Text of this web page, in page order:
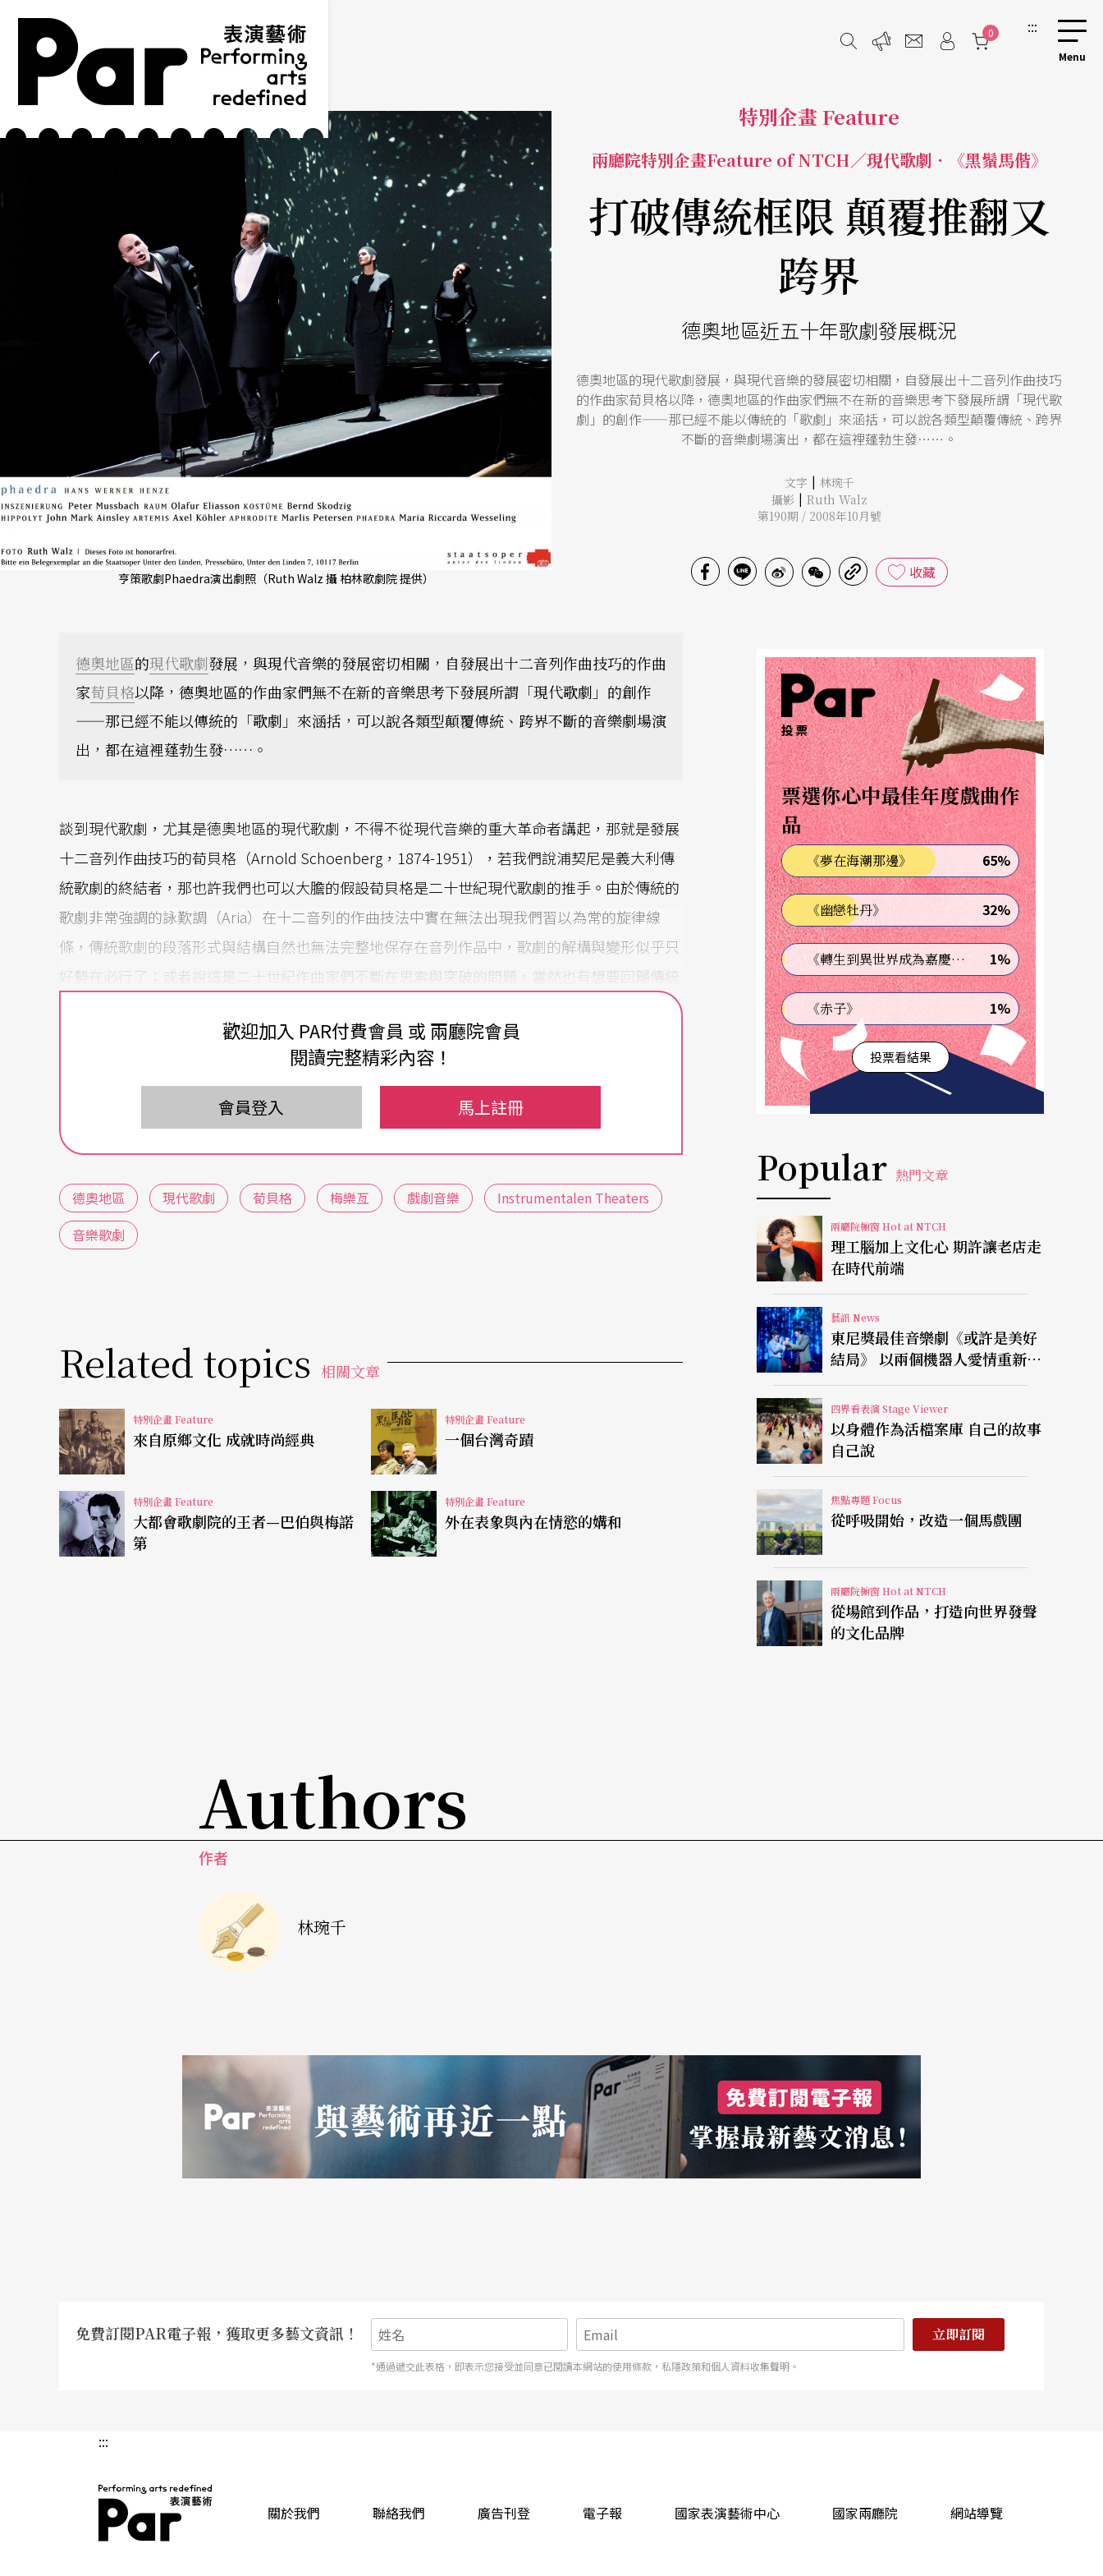
跳到主要內容區塊
網站導覽
0 :::
亨策歌劇Phaedra演出劇照（Ruth Walz 攝 柏林歌劇院 提供）
特別企畫 Feature
兩廳院特別企畫Feature of NTCH／現代歌劇．《黑鬚馬偕》
打破傳統框限 顛覆推翻又
跨界
德奧地區近五十年歌劇發展概況
德奧地區的現代歌劇發展，與現代音樂的發展密切相關，自發展出十二音列作曲技巧
的作曲家荀貝格以降，德奧地區的作曲家們無不在新的音樂思考下發展所謂「現代歌
劇」的創作——那已經不能以傳統的「歌劇」來涵括，可以說各類型顛覆傳統、跨界
不斷的音樂劇場演出，都在這裡蓬勃生發……。
文字 | 林琬千
攝影 | Ruth Walz
第190期 / 2008年10月號
收藏
德奧地區的現代歌劇發展，與現代音樂的發展密切相關，自發展出十二音列作曲技巧的作曲
家荀貝格以降，德奧地區的作曲家們無不在新的音樂思考下發展所謂「現代歌劇」的創作
——那已經不能以傳統的「歌劇」來涵括，可以說各類型顛覆傳統、跨界不斷的音樂劇場演
出，都在這裡蓬勃生發……。
談到現代歌劇，尤其是德奧地區的現代歌劇，不得不從現代音樂的重大革命者講起，那就是發展
十二音列作曲技巧的荀貝格（Arnold Schoenberg，1874-1951），若我們說浦契尼是義大利傳
統歌劇的終結者，那也許我們也可以大膽的假設荀貝格是二十世紀現代歌劇的推手。由於傳統的
歌劇非常強調的詠歎調（Aria）在十二音列的作曲技法中實在無法出現我們習以為常的旋律線
條，傳統歌劇的段落形式與結構自然也無法完整地保存在音列作品中，歌劇的解構與變形似乎只
好勢在必行了；或者說這是二十世紀作曲家們不斷在思索與突破的問題，當然也有想要回歸傳統
路線，向義大利歌劇傳統致敬的作曲家。總之，經過了許多作品的探索撞擊之後，在二○○八的
今天，我們來撿視一下，這些所謂的調性與非調性，傳統與非傳統的歌劇（或非歌劇？），在各
大劇院上演的概況，也許可以看到作曲家們展現自我的決心與世紀交錯間新藝術型態的顛覆行為
德國音樂學者
德國音樂學者梅樂亙（Jurgen Maehder，1950-）曾把二十世紀音樂劇場做了以下分類，也為我
們把現代歌劇的多元性，做了很科學的整理與詮釋（按：梅樂亙教授曾應輔仁大學比較文學研究
所之邀請，來台進行學術演講，二十世紀音樂劇場即為當時演講的專題）。我們來看一下他的分
-）的
Der junge Lord 、卡爾．奧福（Carl Orff，1895-1982）的《安蒂戈尼》
3.劇場為個人理念之整體呈現：作品有史托克豪森（Karlheinz Stockhausen，1928-2007）的
《星期四》
、《星期六》
歌劇當中的三部，此劇於二○○七年完成演出，此篇論文發表時，大概只演出過三部）
4.極限音樂歌劇
及電腦音樂的使用：作品有菲利普．格拉斯（Philip Glass，1937-）的《沙灘上
Die Eroberung von Mexico
梅樂亙教授於瑞士伯恩大學與德國慕尼黑大學攻習音樂學、哲學、劇場學、德國文學與作曲，其
專長為音樂哲學、歌劇文化史、配樂史，現為柏林自由大學音樂學研究所教授，為多項國際性學
也許每隔不到十年，就會產生一個新的名詞，用來說明某一些作曲家在某一個年代中發展出來的
形式與風格，梅樂亙教授的分類非常地審慎與保留，並未大手筆的賦予新的流派或名稱定位，也
大家先有一些基本的概念。這裡大致以調性音樂與非調性音樂兩大支流來區分，依三個方面來探
一、純粹古典音樂系統下的現代歌劇
二、現代音樂作曲方式中的「戲劇音樂」（Instrumentalen Theaters）
期到跨入二十一世紀的這段時間，西方歌劇中的德奧地區歌劇所經歷的變化與所呈現的形式。
這個說法成立的話，那麼，以十二音列作曲技法或者之後所發展出來的非傳統調性的作曲法所作
的歌劇，就是我們所謂的現代歌劇，應該就可以成立了。
無調性歌劇的發展，可說由荀貝格開始以十二音列創作之後，作曲家們也把這個作曲技巧延伸到
歡迎加入 PAR付費會員 或 兩廳院會員
閱讀完整精彩內容！
會員登入 馬上註冊
德奧地區 現代歌劇 荀貝格 梅樂亙 戲劇音樂
Instrumentalen Theaters
音樂歌劇
Related topics 相關文章
特別企畫 Feature
來自原鄉文化 成就時尚經典
特別企畫 Feature
一個台灣奇蹟
特別企畫 Feature
大都會歌劇院的王者—巴伯與梅諾
第
特別企畫 Feature
外在表象與內在情慾的媾和
投票
票選你心中最佳年度戲曲作
品
《夢在海潮那邊》 65%
《幽戀牡丹》 32%
《轉生到異世界成為嘉慶君—發現我的祖先是詐騙集團!?》 1%
《赤子》 1%
投票看結果
Popular 熱門文章
兩廳院櫥窗 Hot at NTCH
理工腦加上文化心 期許讓老店走
在時代前端
藝訊 News
東尼獎最佳音樂劇《或許是美好
結局》 以兩個機器人愛情重新凝
視有限人生
四界看表演 Stage Viewer
以身體作為活檔案庫 自己的故事
自己說
焦點專題 Focus
從呼吸開始，改造一個馬戲團
兩廳院櫥窗 Hot at NTCH
從場館到作品，打造向世界發聲
的文化品牌
Authors
作者
林琬千
免費訂閱PAR電子報，獲取更多藝文資訊！ 立即訂閱
*通過遞交此表格，即表示您接受並同意已閱讀本網站的使用條款，私隱政策和個人資料收集聲明。
:::
關於我們 聯絡我們 廣告刊登 電子報 國家表演藝術中心 國家兩廳院 網站導覽